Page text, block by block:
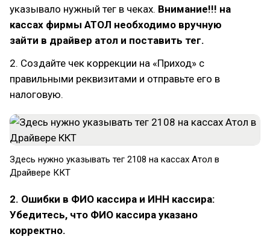
указывало нужный тег в чеках. Внимание!!! на
кассах фирмы АТОЛ необходимо вручную
зайти в драйвер атол и поставить тег.
2. Создайте чек коррекции на «Приход» с
правильными реквизитами и отправьте его в
налоговую.
Здесь нужно указывать тег 2108 на кассах Атол в
Драйвере ККТ
2. Ошибки в ФИО кассира и ИНН кассира:
Убедитесь, что ФИО кассира указано
корректно.